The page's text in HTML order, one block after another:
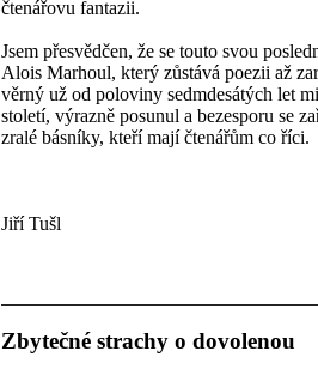
čtenářovu fantazii.
Jsem přesvědčen, že se touto svou
Alois Marhoul, který zůstává poezii až
věrný už od poloviny sedmdesátých let
století, výrazně posunul a bezesporu se
zralé básníky, kteří mají čtenářům co říci.
Jiří Tušl
Zbytečné strachy o dovolenou